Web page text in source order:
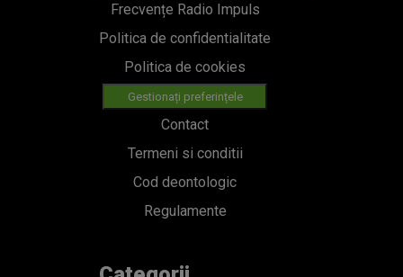
Frecvențe Radio Impuls
Politica de confidentialitate
Politica de cookies
Gestionați preferințele
Contact
Termeni si conditii
Cod deontologic
Regulamente